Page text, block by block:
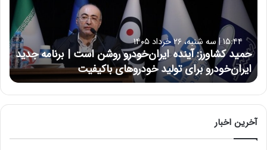
ش
ا
و
ر
ز
:
آ
ی
ن
۱۵:۴۴ | سه شنبه، ۲۶ خرداد ۱۴۰۵
حمید کشاورز: آینده ایران‌خودرو روشن است | برنامه جدید
ایران‌خودرو برای تولید خودروهای باکیفیت
آخرین اخبار